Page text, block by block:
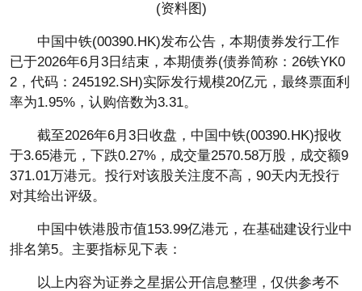
(资料图)
中国中铁(00390.HK)发布公告，本期债券发行工作
已于2026年6月3日结束，本期债券(债券简称：26铁YK0
2，代码：245192.SH)实际发行规模20亿元，最终票面利
率为1.95%，认购倍数为3.31。
截至2026年6月3日收盘，中国中铁(00390.HK)报收
于3.65港元，下跌0.27%，成交量2570.58万股，成交额9
371.01万港元。投行对该股关注度不高，90天内无投行
对其给出评级。
中国中铁港股市值153.99亿港元，在基础建设行业中
排名第5。主要指标见下表：
以上内容为证券之星据公开信息整理，仅供参考不